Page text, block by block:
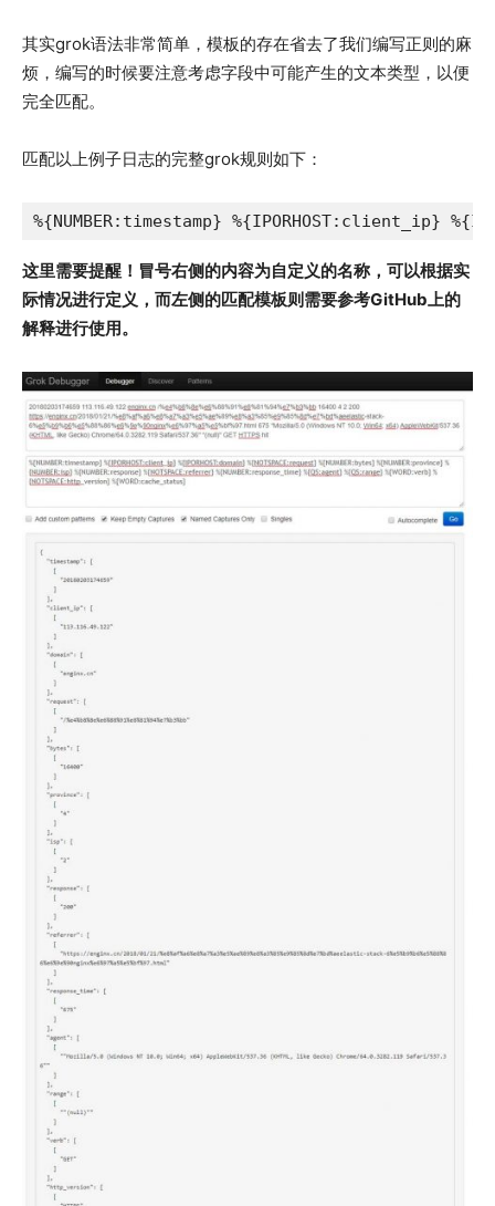
其实grok语法非常简单，模板的存在省去了我们编写正则的麻
烦，编写的时候要注意考虑字段中可能产生的文本类型，以便
完全匹配。
匹配以上例子日志的完整grok规则如下：
%{NUMBER:timestamp} %{IPORHOST:client_ip}
这里需要提醒！冒号右侧的内容为自定义的名称，可以根据实
际情况进行定义，而左侧的匹配模板则需要参考GitHub上的
解释进行使用。